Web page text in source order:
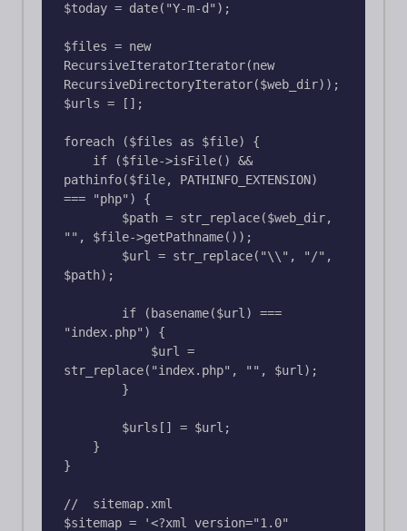
$today = date("Y-m-d");
$files = new
RecursiveIteratorIterator(new
RecursiveDirectoryIterator($web_dir));
$urls = [];
foreach ($files as $file) {
pathinfo($file, PATHINFO_EXTENSION)
=== "php") {
"", $file->getPathname());
$path);
"index.php") {
str_replace("index.php", "", $url);
}
//  sitemap.xml
$sitemap = '<?xml version="1.0"